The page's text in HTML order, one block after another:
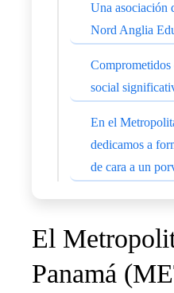
Una asociación
Nord Anglia
Comprometidos
social
En el
dedicamos a
de cara a un
El
Panamá